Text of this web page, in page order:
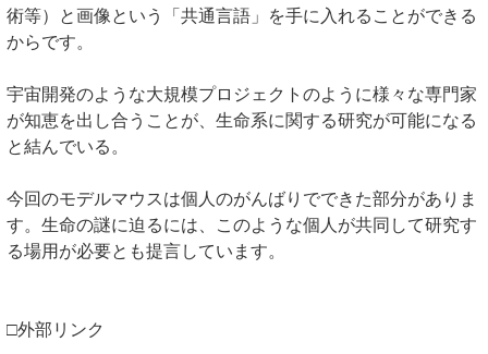
術等）と画像という「共通言語」を手に入れることができる
からです。
宇宙開発のような大規模プロジェクトのように様々な専門家
が知恵を出し合うことが、生命系に関する研究が可能になる
と結んでいる。
今回のモデルマウスは個人のがんばりでできた部分がありま
す。生命の謎に迫るには、このような個人が共同して研究す
る場用が必要とも提言しています。
□外部リンク